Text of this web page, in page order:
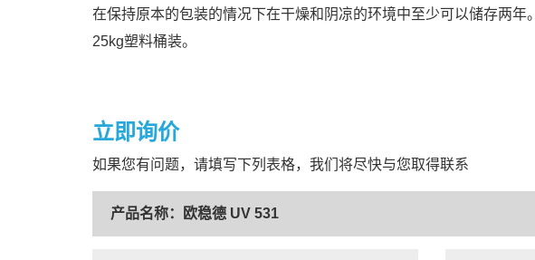
在保持原本的包装的情况下在干燥和阴凉的环境中至少可以储存两年。
25kg塑料桶装。
立即询价
如果您有问题，请填写下列表格，我们将尽快与您取得联系